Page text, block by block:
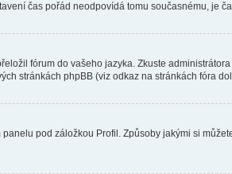
čas pořád neodpovídá tomu současnému, je
fórum do vašeho jazyka. Zkuste
stránkách phpBB (viz odkaz na stránkách fóra
pod záložkou Profil. Způsoby jakými si